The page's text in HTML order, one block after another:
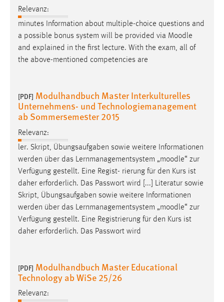
Relevanz:
minutes Information about multiple-choice questions and
a possible bonus system will be provided via Moodle
and explained in the first lecture. With the exam, all of
the above-mentioned competencies are
[PDF] Modulhandbuch Master Interkulturelles
Unternehmens- und Technologiemanagement
ab Sommersemester 2015
Relevanz:
ler. Skript, Übungsaufgaben sowie weitere Informationen
werden über das Lernmanagementsystem „moodle“ zur
Verfügung gestellt. Eine Regist- rierung für den Kurs ist
daher erforderlich. Das Passwort wird [...] Literatur sowie
Skript, Übungsaufgaben sowie weitere Informationen
werden über das Lernmanagementsystem „moodle“ zur
Verfügung gestellt. Eine Registrierung für den Kurs ist
daher erforderlich. Das Passwort wird
[PDF] Modulhandbuch Master Educational
Technology ab WiSe 25/26
Relevanz: